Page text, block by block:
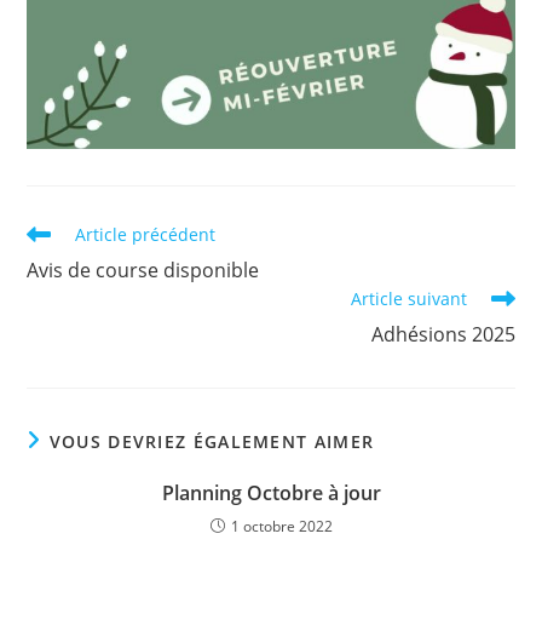
Read
articles
Article précédent
Avis de course disponible
Article suivant
Adhésions 2025
VOUS DEVRIEZ ÉGALEMENT AIMER
Planning Octobre à jour
1 octobre 2022